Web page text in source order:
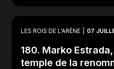
LES ROIS DE L'ARÈNE 07
180. Marko
temple de la